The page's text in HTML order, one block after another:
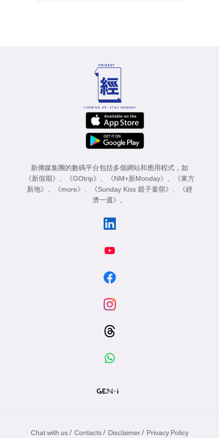
新傳媒集團的數碼平台包括多個網站和應用程式，如
《新假期》
《GOtrip》 《NM+新Monday》
《東方
新地》
《more》 《Sunday Kiss 親子童萌》
《經
濟一週》
。
Chat with us / Contacts / Disclaimer / Privacy Policy